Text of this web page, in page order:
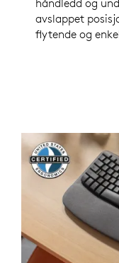
håndledd og
avslappet
flytende og